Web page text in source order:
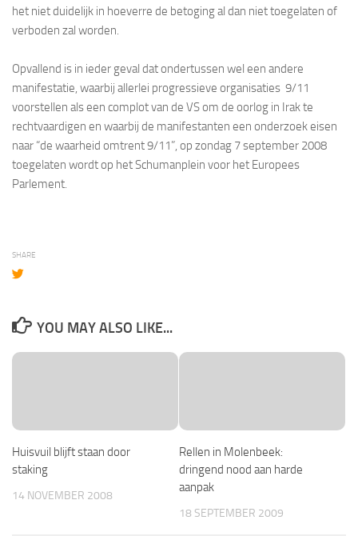
het niet duidelijk in hoeverre de betoging al dan niet toegelaten of
verboden zal worden.
Opvallend is in ieder geval dat ondertussen wel een andere
manifestatie, waarbij allerlei progressieve organisaties 9/11
voorstellen als een complot van de VS om de oorlog in Irak te
rechtvaardigen en waarbij de manifestanten een onderzoek eisen
naar “de waarheid omtrent 9/11”, op zondag 7 september 2008
toegelaten wordt op het Schumanplein voor het Europees
Parlement.
SHARE
YOU MAY ALSO LIKE...
Huisvuil blijft staan door
staking
14 NOVEMBER 2008
Rellen in Molenbeek:
dringend nood aan harde
aanpak
18 SEPTEMBER 2009